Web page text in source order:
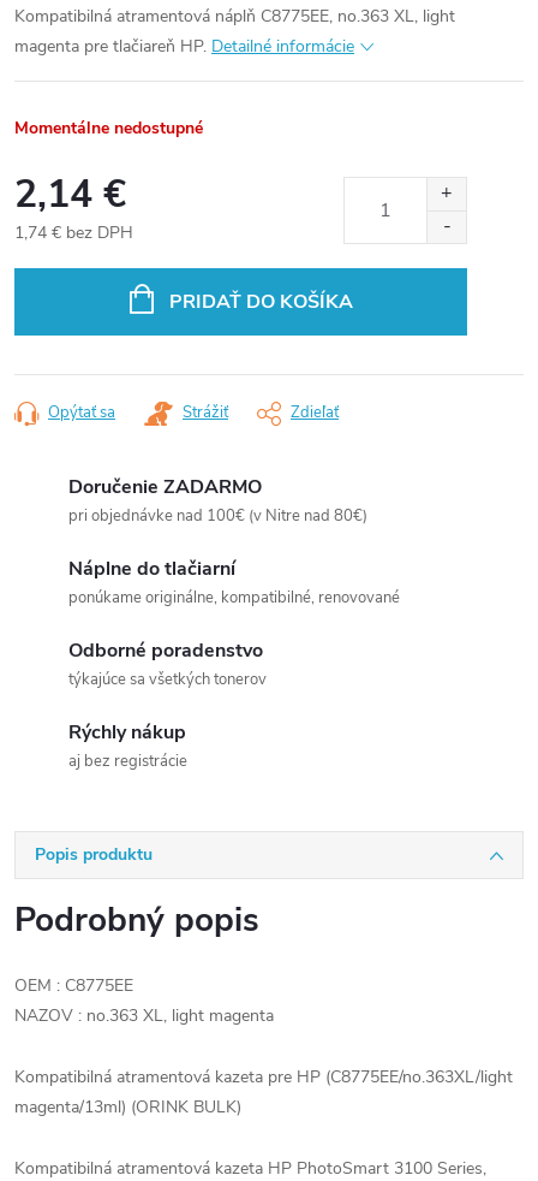
Kompatibilná atramentová náplň C8775EE, no.363 XL, light
magenta pre tlačiareň HP. Detailné informácie
Momentálne nedostupné
2,14 €
1,74 € bez DPH
PRIDAŤ DO KOŠÍKA
Opýtať sa Strážiť Zdieľať
Doručenie ZADARMO
pri objednávke nad 100€ (v Nitre nad 80€)
Náplne do tlačiarní
ponúkame originálne, kompatibilné, renovované
Odborné poradenstvo
týkajúce sa všetkých tonerov
Rýchly nákup
aj bez registrácie
Popis produktu
Podrobný popis
OEM : C8775EE
NAZOV : no.363 XL, light magenta
Kompatibilná atramentová kazeta pre HP (C8775EE/no.363XL/light
magenta/13ml) (ORINK BULK)
Kompatibilná atramentová kazeta HP PhotoSmart 3100 Series,